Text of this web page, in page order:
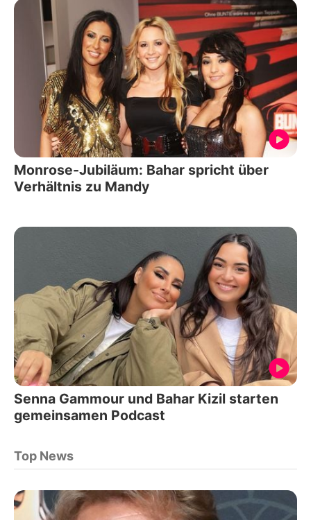
Monrose-Jubiläum: Bahar spricht über
Verhältnis zu Mandy
Senna Gammour und Bahar Kizil starten
gemeinsamen Podcast
Top News